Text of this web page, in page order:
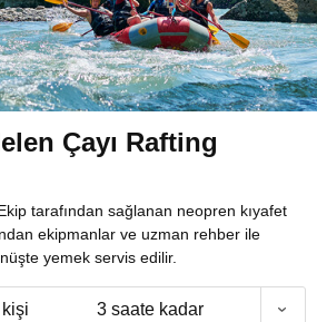
Çayı Rafting
tarafından sağlanan neopren kıyafet
ekipmanlar ve uzman rehber ile
yemek servis edilir.
kişi 3 saate kadar